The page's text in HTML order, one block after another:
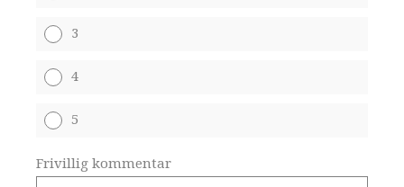
3
4
5
Frivillig kommentar